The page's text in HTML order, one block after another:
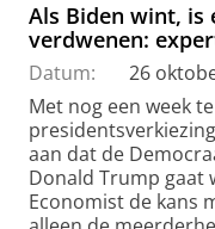
Als Biden wint, is
verdwenen:
Datum:
26
Met nog een week
aan dat de
Donald Trump gaat
Economist de kans